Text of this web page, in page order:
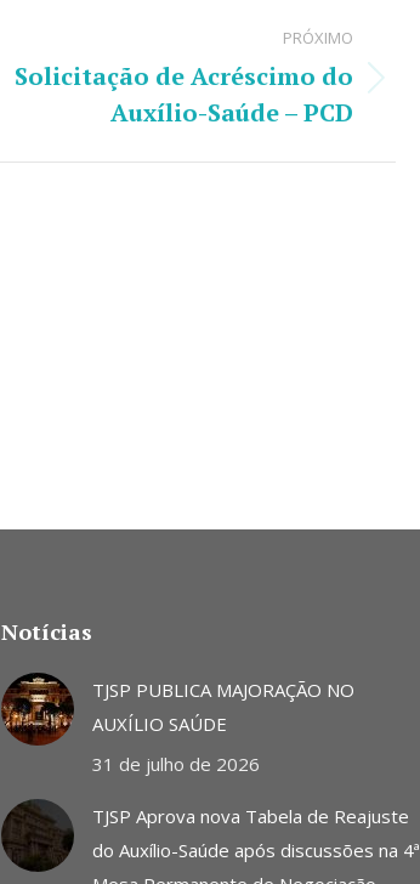
PRÓXIMO
Próximo
Solicitação de Acréscimo do
Auxílio-Saúde – PCD
Notícias
TJSP PUBLICA MAJORAÇÃO NO
AUXÍLIO SAÚDE
31 de julho de 2026
TJSP Aprova nova Tabela de Reajuste
do Auxílio-Saúde após discussões na 4ª